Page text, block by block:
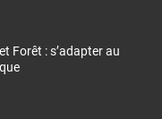
Forêt : s’adapter au